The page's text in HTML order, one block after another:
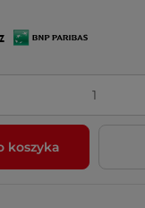
koszyka